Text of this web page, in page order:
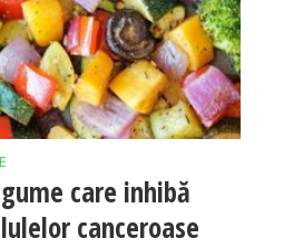
care inhibă
canceroase